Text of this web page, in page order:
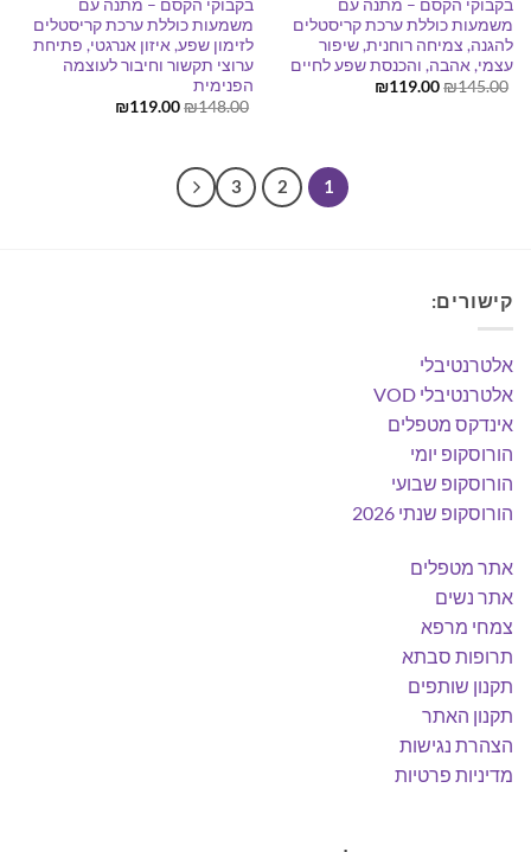
בקבוקי הקסם – מתנה עם
משמעות כוללת ערכת קריסטלים
להגנה, צמיחה רוחנית, שיפור
עצמי, אהבה, והכנסת שפע לחיים
₪145.00
המחיר ₪119.00
המחיר
בקבוקי הקסם – מתנה עם
משמעות כוללת ערכת קריסטלים
לזימון שפע, איזון אנרגטי, פתיחת
ערוצי תקשור וחיבור לעוצמה
הפנימית
₪148.00
המחיר ₪119.00
המחיר
1
2
3
קישורים:
אלטרנטיבלי
אלטרנטיבלי VOD
אינדקס מטפלים
הורוסקופ יומי
הורוסקופ שבועי
הורוסקופ שנתי 2026
אתר מטפלים
אתר נשים
צמחי מרפא
תרופות סבתא
תקנון שותפים
תקנון האתר
הצהרת נגישות
מדיניות פרטיות